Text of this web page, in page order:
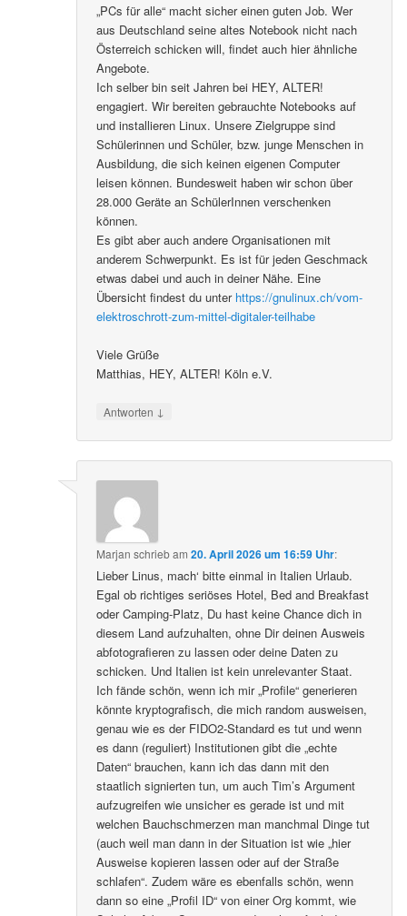
„PCs für alle“ macht sicher einen guten Job. Wer
aus Deutschland seine altes Notebook nicht nach
Österreich schicken will, findet auch hier ähnliche
Angebote.
Ich selber bin seit Jahren bei HEY, ALTER!
engagiert. Wir bereiten gebrauchte Notebooks auf
und installieren Linux. Unsere Zielgruppe sind
Schülerinnen und Schüler, bzw. junge Menschen in
Ausbildung, die sich keinen eigenen Computer
leisen können. Bundesweit haben wir schon über
28.000 Geräte an SchülerInnen verschenken
können.
Es gibt aber auch andere Organisationen mit
anderem Schwerpunkt. Es ist für jeden Geschmack
etwas dabei und auch in deiner Nähe. Eine
Übersicht findest du unter https://gnulinux.ch/vom-
elektroschrott-zum-mittel-digitaler-teilhabe
Viele Grüße
Matthias, HEY, ALTER! Köln e.V.
Antworten ↓
Marjan schriebam20. April 2026 um 16:59 Uhr:
Lieber Linus, mach‘ bitte einmal in Italien Urlaub.
Egal ob richtiges seriöses Hotel, Bed and Breakfast
oder Camping-Platz, Du hast keine Chance dich in
diesem Land aufzuhalten, ohne Dir deinen Ausweis
abfotografieren zu lassen oder deine Daten zu
schicken. Und Italien ist kein unrelevanter Staat.
Ich fände schön, wenn ich mir „Profile“ generieren
könnte kryptografisch, die mich random ausweisen,
genau wie es der FIDO2-Standard es tut und wenn
es dann (reguliert) Institutionen gibt die „echte
Daten“ brauchen, kann ich das dann mit den
staatlich signierten tun, um auch Tim’s Argument
aufzugreifen wie unsicher es gerade ist und mit
welchen Bauchschmerzen man manchmal Dinge tut
(auch weil man dann in der Situation ist wie „hier
Ausweise kopieren lassen oder auf der Straße
schlafen“. Zudem wäre es ebenfalls schön, wenn
dann so eine „Profil ID“ von einer Org kommt, wie